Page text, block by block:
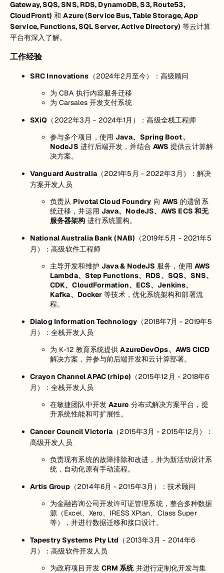
Gateway, SQS, SNS, RDS, DynamoDB, S3, Route53,
CloudFront) 和Azure (Service Bus, Table Storage, App
Service, Functions, SQL Server, Active Directory) 等云计算
平台有深入了解。
工作经验
SRC Innovations （2024年2月至今）：高级顾问
为 CBA 执行内容服务迁移
为 Carsales 开发支付系统
SXiQ （2022年3月 - 2024年1月）：高级全栈工程师
参与多个项目，使用 Java、Spring Boot、
NodeJS 进行后端开发，并结合 AWS 提供云计算解
决方案。
Vanguard Australia（2021年5月 - 2022年3月）：解决
方案开发人员
负责从 Pivotal Cloud Foundry 向 AWS 的遗留系
统迁移，并运用 Java、NodeJS、AWS ECS 和无
服务器架构 进行系统重构。
National Australia Bank (NAB) （2019年5月 - 2021年5
月）：高级软件工程师
主导开发和维护 Java & NodeJS 服务，使用 AWS
Lambda、Step Functions、RDS、SQS、SNS、
CDK、CloudFormation、ECS、Jenkins、
Kafka、Docker 等技术，优化系统架构和部署流
程。
Dialog Information Technology（2018年7月 - 2019年5
月）：全栈开发人员
为 K-12 教育系统提供AzureDevOps、AWS CICD
解决方案，并参与前后端开发和云计算部署。
Crayon Channel APAC (rhipe) （2015年12月 - 2018年6
月）：全栈开发人员
在敏捷团队中开发 Azure 分布式解决方案平台，提
升系统性能和可扩展性。
Cancer Council Victoria（2015年3月 - 2015年12月）：
高级开发人员
负责现有系统的故障排除和改进，并为新活动设计系
统，自动化原有手动流程。
Artis Group （2014年6月 - 2015年3月）：技术顾问
为金融咨询公司开发许可证管理系统，整合多种数据
源（Excel、Xero、IRESS XPlan、Class Super
等），并进行数据迁移和接口设计。
Tapestry Systems Pty Ltd （2013年3月 - 2014年6
月）：高级软件开发人员
为政府项目开发 CRM 系统并进行定制化开发与集